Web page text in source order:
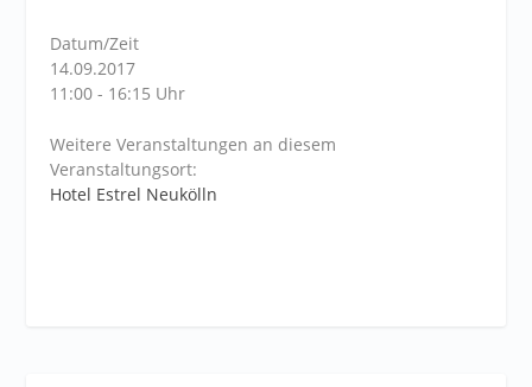
Datum/Zeit
14.09.2017
11:00 - 16:15 Uhr
Weitere Veranstaltungen an diesem
Veranstaltungsort:
Hotel Estrel Neukölln